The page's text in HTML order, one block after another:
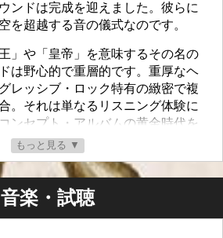
ンドは完成を迎えました。彼らに
を超越する音の儀式なのです。
」や「皇帝」を意味するその名の
は野心的で重層的です。重厚なヘ
レッシブ・ロック特有の緻密で複
。それは単なるリスニング体験に
ンセプト・アルバムの黄金時代を
で壮大な物語の世界へと聴き手を
リリースされたデビューアルバム
ンナー・エポペア）』**において、
アドリア海沿岸から東洋の神秘的な
もっと見る ▼
音楽・試聴